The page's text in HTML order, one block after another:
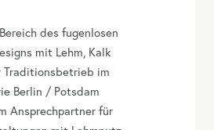
des fugenlosen
mit Lehm, Kalk
Traditionsbetrieb im
Berlin / Potsdam
Ansprechpartner für